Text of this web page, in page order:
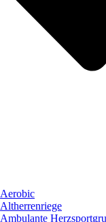
Aerobic
Altherrenriege
Ambulante